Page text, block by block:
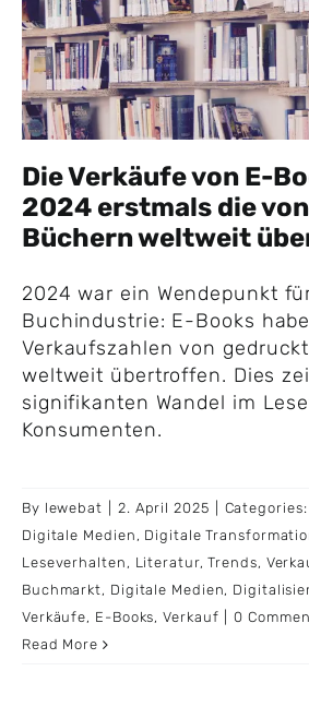
Die Verkäufe von E-
2024 erstmals die
Büchern weltweit
2024 war ein Wendepunkt
Buchindustrie: E-Books
Verkaufszahlen von
weltweit übertroffen. Dies
signifikanten Wandel im
Konsumenten.
By lewebat 2. April 2025 Categories:
Digitale Medien , Digitale
Leseverhalten , Literatur,Trends,
Buchmarkt, Digitale Medien,
Verkäufe, E-Books,Verkauf
0
Read More